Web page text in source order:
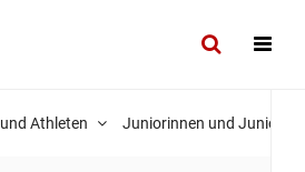
Athleten Juniorinnen und Junioren